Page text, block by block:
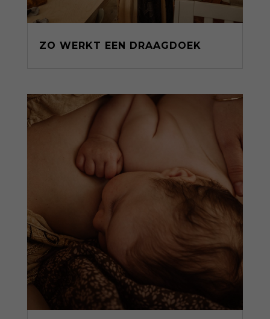
ZO WERKT EEN DRAAGDOEK